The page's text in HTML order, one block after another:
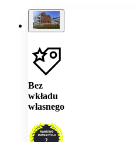
Bez
wkładu
własnego